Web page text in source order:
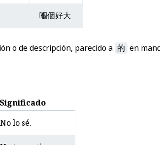
嗰個好大
o de descripción, parecido a 的 en
Significado
No lo sé.